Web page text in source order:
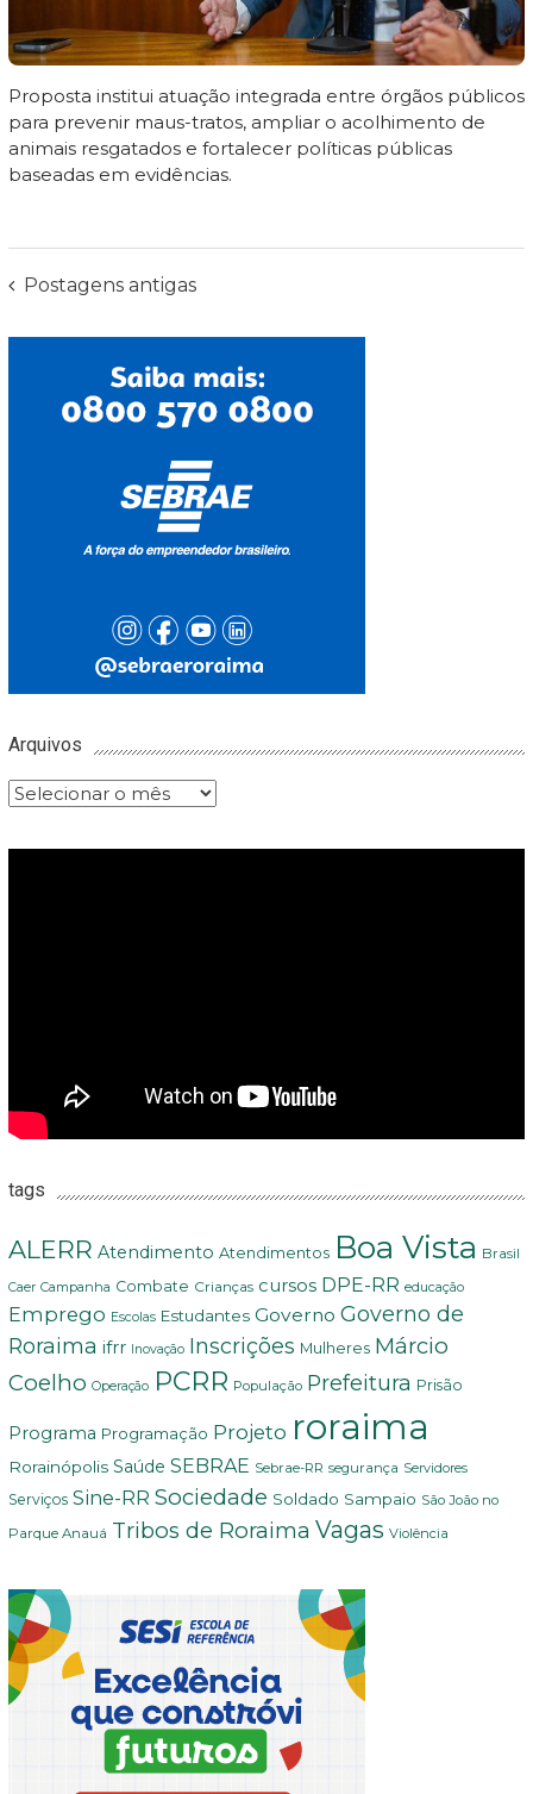
Proposta institui atuação integrada entre órgãos públicos
para prevenir maus-tratos, ampliar o acolhimento de
animais resgatados e fortalecer políticas públicas
baseadas em evidências.
Navegação
Postagens antigas
Arquivos
Arquivos
tags
ALERR Atendimento Atendimentos Boa Vista Brasil
Caer Campanha Combate Crianças cursos DPE-RR educação
Emprego Escolas Estudantes Governo Governo de
Roraima ifrr Inovação Inscrições Mulheres Márcio
Coelho Operação PCRR População Prefeitura Prisão
Programa Programação Projeto roraima
Rorainópolis Saúde SEBRAE Sebrae-RR segurança Servidores
Serviços Sine-RR Sociedade Soldado Sampaio São João no
Parque Anauá Tribos de Roraima Vagas Violência